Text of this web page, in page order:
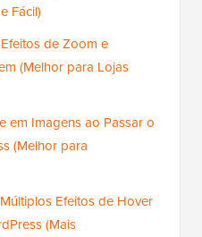
Fácil)
de Zoom e
(Melhor para Lojas
em Imagens ao Passar o
(Melhor para
Efeitos de Hover
(Mais